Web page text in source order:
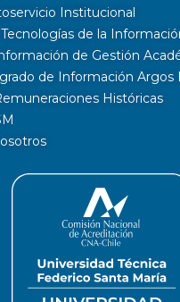
Institucional
de la
de Gestión
de Información Argos
Históricas